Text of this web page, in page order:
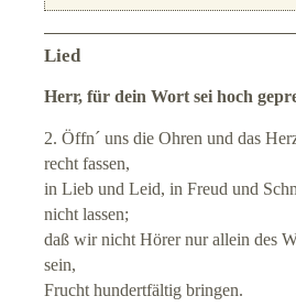
Lied
Herr, für dein Wort sei hoch
2. Öffn´ uns die Ohren und das
recht fassen,
in Lieb und Leid, in Freud und
nicht lassen;
daß wir nicht Hörer nur allein des
sein,
Frucht hundertfältig bringen.